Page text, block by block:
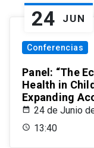
24 JUN
Conferencias
Panel: “The
Health in
Expanding
24 de Junio
13:40